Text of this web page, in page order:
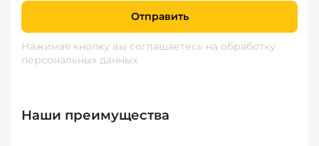
Отправить
Нажимая кнопку вы соглашаетесь на обработку
персональных данных
Наши преимущества